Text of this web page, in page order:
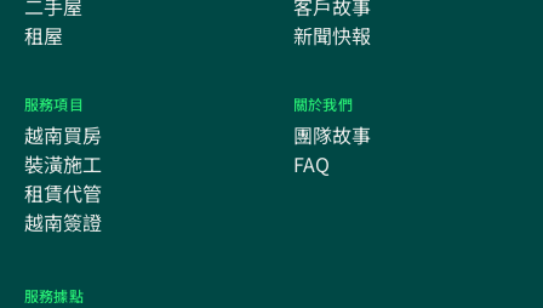
二手屋
租屋
客戶故事
新聞快報
服務項目
越南買房
裝潢施工
租賃代管
越南簽證
關於我們
團隊故事
FAQ
服務據點